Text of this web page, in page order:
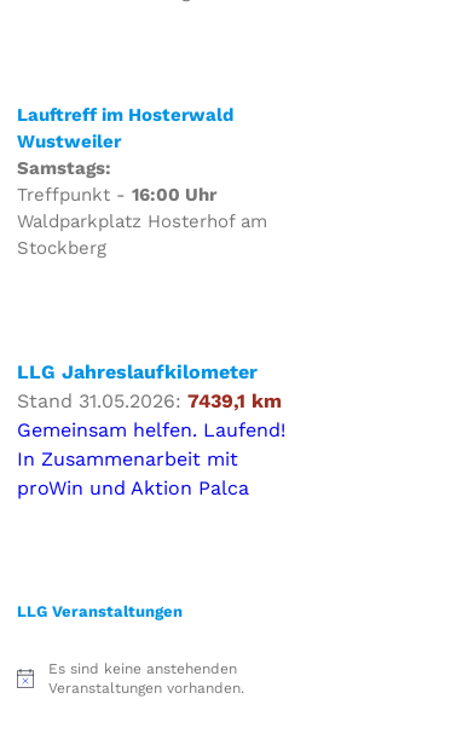
Lauftreff im Hosterwald
Wustweiler
Samstags:
Treffpunkt - 16:00 Uhr
Waldparkplatz Hosterhof am
Stockberg
LLG Jahreslaufkilometer
Stand 31.05.2026: 7439,1 km
Gemeinsam helfen. Laufend!
In Zusammenarbeit mit
proWin und Aktion Palca
LLG Veranstaltungen
H
Es sind keine anstehenden
Veranstaltungen vorhanden.